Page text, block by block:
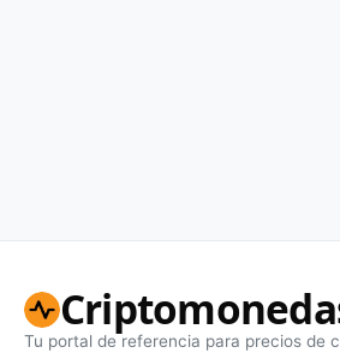
Tu portal de referencia para precios de